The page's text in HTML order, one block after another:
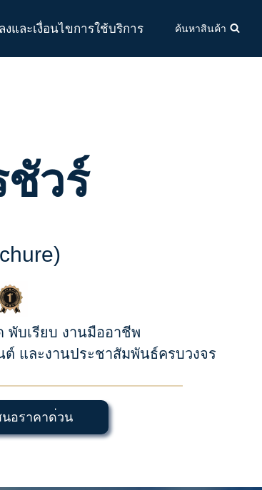
งและเงื่อนไขการใช้บริการ ค้นหาสินค้า
วร์
บเรียบ งานมืออาชีพ
และงานประชาสัมพันธ์ครบวงจร
นอราคาด่วน